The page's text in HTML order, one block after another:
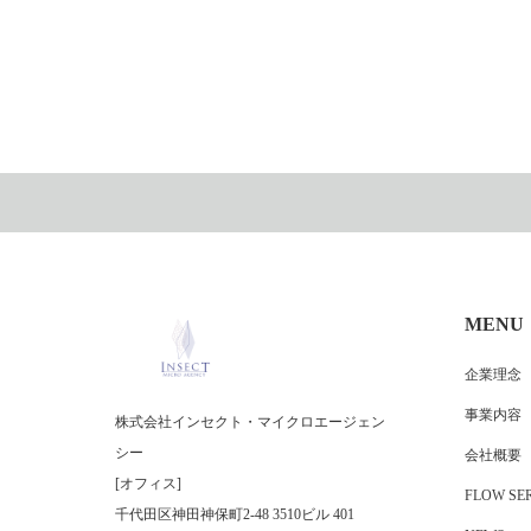
MENU
企業理念
事業内容
会社概要
FLOW
株式会社インセクト・マイクロエージェン
シー
[オフィス]
千代田区神田神保町2-48 3510ビル 401